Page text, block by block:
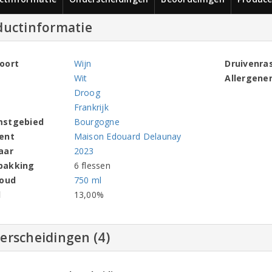
Wijn
Wit
Droog
Frankrijk
Bourgogne
Maison Edouard Delaunay
2023
6 flessen
750 ml
13,00%
(4)